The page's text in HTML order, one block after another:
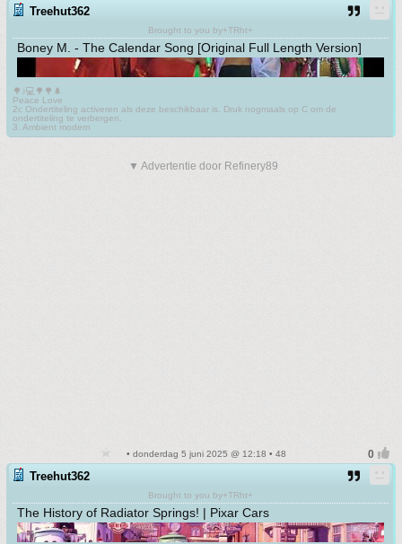
Treehut362
Brought to you by+TRht+
Boney M. - The Calendar Song [Original Full Length Version]
🌳♪💻🌳🌳🌲
Peace Love
2c Ondertiteling activeren als deze beschikbaar is. Druk nogmaals op C om de
ondertiteling te verbergen.
3. Ambient modern
▼ Advertentie door Refinery89
• donderdag 5 juni 2025 @ 12:18 • 48
Treehut362
Brought to you by+TRht+
The History of Radiator Springs! | Pixar Cars